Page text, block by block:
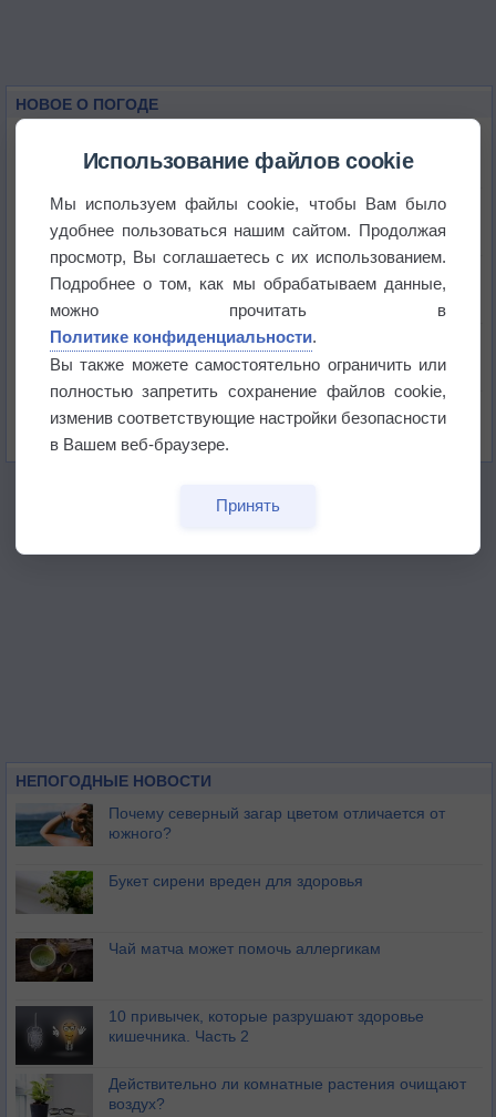
НОВОЕ О ПОГОДЕ
Погода в Краснодаре 6 августа
Погода в Санкт-Петербурге 6 августа
Погода в Москве 6 августа
историю
НЕПОГОДНЫЕ НОВОСТИ
Почему северный загар цветом отличается от
южного?
Букет сирени вреден для здоровья
Чай матча может помочь аллергикам
10 привычек, которые разрушают здоровье
кишечника. Часть 2
Действительно ли комнатные растения очищают
воздух?
Использование файлов cookie
Мы используем файлы cookie, чтобы Вам было
удобнее пользоваться нашим сайтом. Продолжая
просмотр, Вы соглашаетесь с их использованием.
Подробнее о том, как мы обрабатываем данные,
можно прочитать в
Политике конфиденциальности.
Вы также можете самостоятельно ограничить или
полностью запретить сохранение файлов cookie,
изменив соответствующие настройки безопасности
в Вашем веб-браузере.
Принять